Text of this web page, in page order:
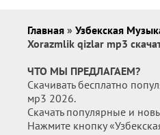
Главная » Узбекская
Xorazmlik qizlar mp3
ЧТО МЫ ПРЕДЛАГАЕМ?
Скачивать бесплатно
мр3 2026.
Скачать популярные и
Нажмите кнопку